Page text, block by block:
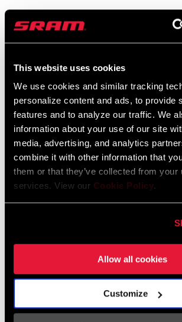
This website uses cookies
We use cookies and similar tracking
personalize content and ads, to provide
features and to analyze our traffic. We
information about your use of our site
media, advertising, and analytics
combine it with other information that
them or that they’ve collected from your
services. View our Cookie Policy.
Allow all cookies
Customize
Garantía SRAM y ZIPP
Especificaciones De Ajuste Del Cuadro
2024 MTB Frame Fit Specifications
Idioma: English
6 MB
Vídeos
Mostrar todos los idiomas disponibles